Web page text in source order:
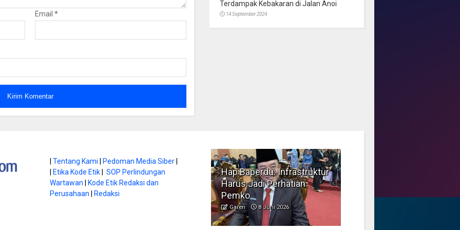
Email *
Terdampak Kebakaran di Jalan Anoi
14 September 2024
|Tentang Kami Pedoman Media Siber
Etika Kode Etik |SOP Perlindungan
Wartawan
Kode Etik Redaksi dan
Perusahaan
Redaksi
di Gunung
Ini
Literasi Jadi Bekal Utama
Siswa di Era Digital
Hap Baperdu: Infrastruktur
Harus Jadi Perhatian
Pemko
Garen 8 Juni 2026
Sampah yang Aman